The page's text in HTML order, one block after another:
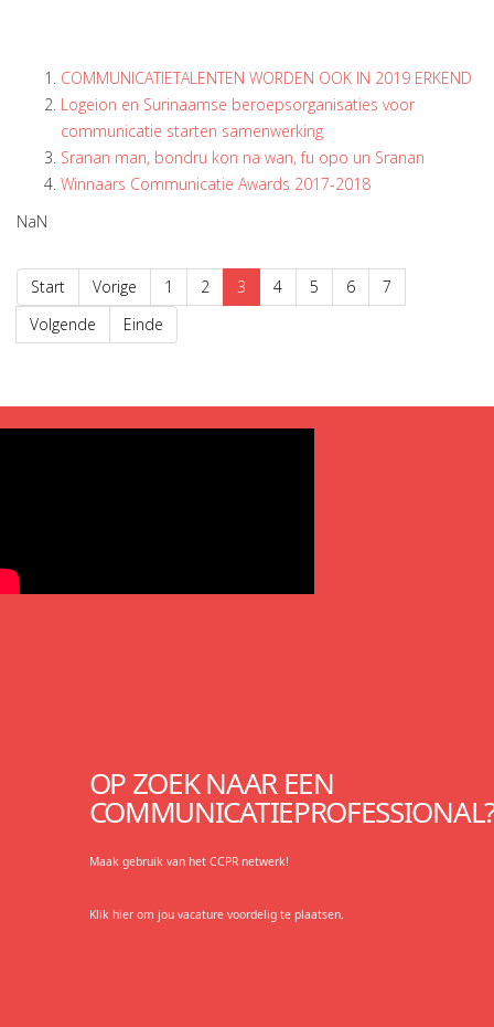
COMMUNICATIETALENTEN WORDEN OOK IN 2019 ERKEND
Logeion en Surinaamse beroepsorganisaties voor
communicatie starten samenwerking
Sranan man, bondru kon na wan, fu opo un Sranan
Winnaars Communicatie Awards 2017-2018
NaN
Start Vorige 1 2 3 4 5 6
7
Volgende
Einde
OP ZOEK NAAR EEN
COMMUNICATIEPROFESSIONAL?
Maak gebruik van het CCPR netwerk!
Klik hier om jou vacature voordelig te plaatsen.